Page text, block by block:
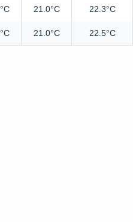
21.0°C 22.3°C
21.0°C 22.5°C